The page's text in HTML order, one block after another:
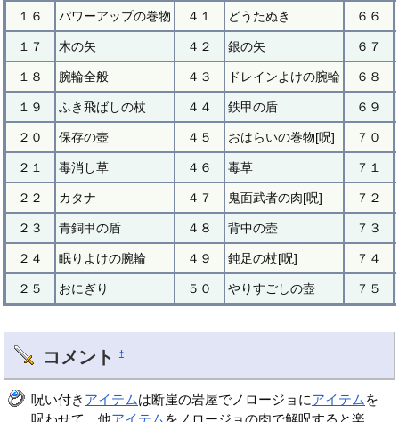
１６ パワーアップの巻物 ４１ どうたぬき ６６
１７ 木の矢 ４２ 銀の矢 ６７
１８ 腕輪全般 ４３ ドレインよけの腕輪 ６８
１９ ふき飛ばしの杖 ４４ 鉄甲の盾 ６９
２０ 保存の壺 ４５ おはらいの巻物[呪] ７０
２１ 毒消し草 ４６ 毒草 ７１
２２ カタナ ４７ 鬼面武者の肉[呪] ７２
２３ 青銅甲の盾 ４８ 背中の壺 ７３
２４ 眠りよけの腕輪 ４９ 鈍足の杖[呪] ７４
２５ おにぎり ５０ やりすごしの壺 ７５
コメント †
呪い付き アイテムは断崖の岩屋でノロージョにアイテム を